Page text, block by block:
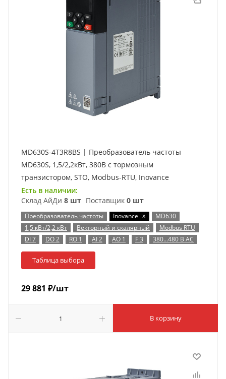
MD630S-4T3R8BS | Преобразователь частоты
MD630S, 1,5/2,2кВт, 380В с тормозным
транзистором, STO, Modbus-RTU, Inovance
Есть в наличии:
Склад АйДи 8 шт Поставщик 0 шт
Преобразователь частоты Inovance x
MD630
1,5 кВт/2,2 кВт
Векторный и скалярный
Modbus RTU
DI 7
DO 2 RO 1 AI 2 AO 1 F 3 380…480 В AC
Таблица выбора
29 881 ₽/шт
В корзину